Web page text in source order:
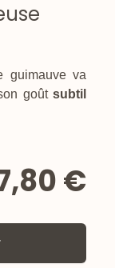
guimauve va
goût subtil
€